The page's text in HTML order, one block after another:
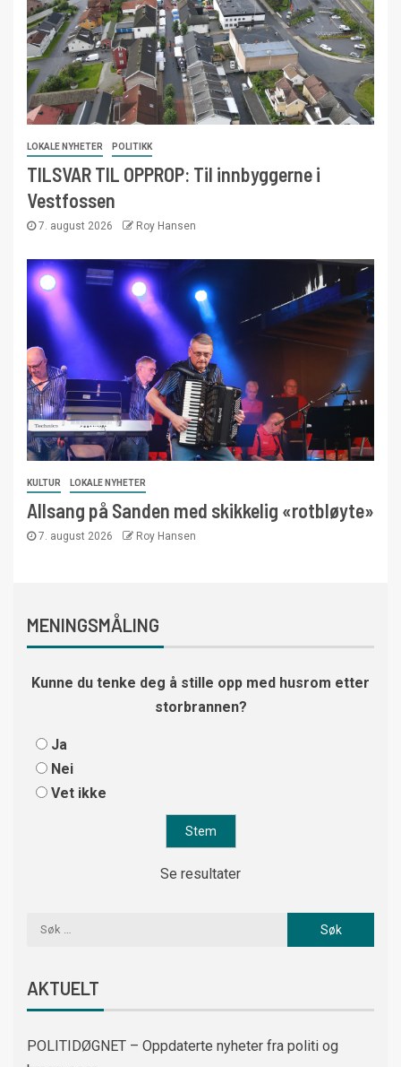
LOKALE NYHETER POLITIKK
TILSVAR TIL OPPROP: Til innbyggerne i
Vestfossen
7. august 2026 Roy Hansen
KULTUR LOKALE NYHETER
Allsang på Sanden med skikkelig «rotbløyte»
7. august 2026 Roy Hansen
MENINGSMÅLING
Kunne du tenke deg å stille opp med husrom etter
storbrannen?
Ja
Nei
Vet ikke
Se resultater
AKTUELT
POLITIDØGNET – Oppdaterte nyheter fra politi og